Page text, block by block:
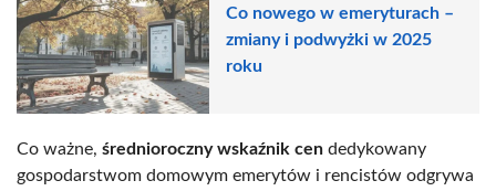
Co nowego w emeryturach –
zmiany i podwyżki w 2025
roku
Co ważne, średnioroczny wskaźnik cen dedykowany
gospodarstwom domowym emerytów i rencistów odgrywa